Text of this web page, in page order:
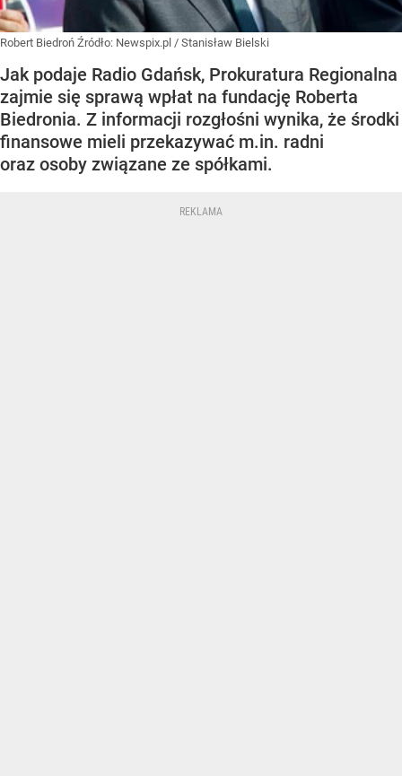
Robert Biedroń Źródło: Newspix.pl / Stanisław Bielski
Jak podaje Radio Gdańsk, Prokuratura Regionalna
zajmie się sprawą wpłat na fundację Roberta
Biedronia. Z informacji rozgłośni wynika, że środki
finansowe mieli przekazywać m.in. radni
oraz osoby związane ze spółkami.